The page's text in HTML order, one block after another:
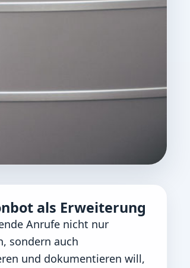
als Erweiterung
Anrufe nicht nur
sondern auch
und dokumentieren will,